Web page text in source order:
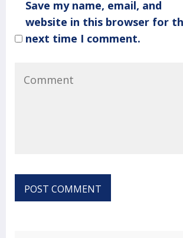
Save my name, email, and
website in this browser for
next time I comment.